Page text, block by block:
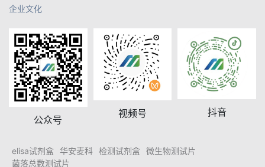
企业文化
公众号
视频号 抖音
elisa试剂盒 华安麦科 检测试剂盒
微生物测试片
菌落总数测试片